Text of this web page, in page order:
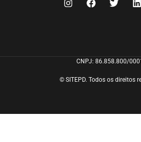
CNPJ: 86.858.800/
© SITEPD. Todos os direitos